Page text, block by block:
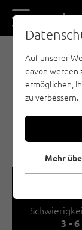
DE
🞽
3 - 6
Auf unserer
davon werden
ermöglichen,
zu verbessern.
Mehr